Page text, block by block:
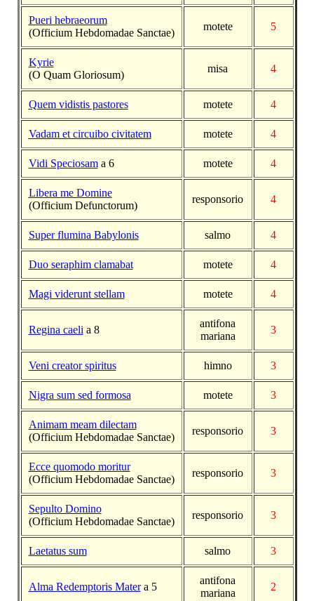
Pueri hebraeorum
(Officium Hebdomadae Sanctae)
motete 5
Kyrie
(O Quam Gloriosum)
misa 4
Quem vidistis pastores motete 4
Vadam et circuibo civitatem motete 4
Vidi Speciosama 6 motete 4
Libera me Domine
(Officium Defunctorum)
responsorio 4
Super flumina Babylonis salmo 4
Duo seraphim clamabat motete 4
Magi viderunt stellam motete 4
Regina caeli a 8
antifona
mariana
3
Veni creator spiritus himno 3
Nigra sum sed formosa motete 3
Animam meam dilectam
(Officium Hebdomadae Sanctae)
responsorio 3
Ecce quomodo moritur
(Officium Hebdomadae Sanctae)
responsorio 3
Sepulto Domino
(Officium Hebdomadae Sanctae)
responsorio 3
Laetatus sum salmo 3
Alma Redemptoris Matera 5
antifona
mariana
2